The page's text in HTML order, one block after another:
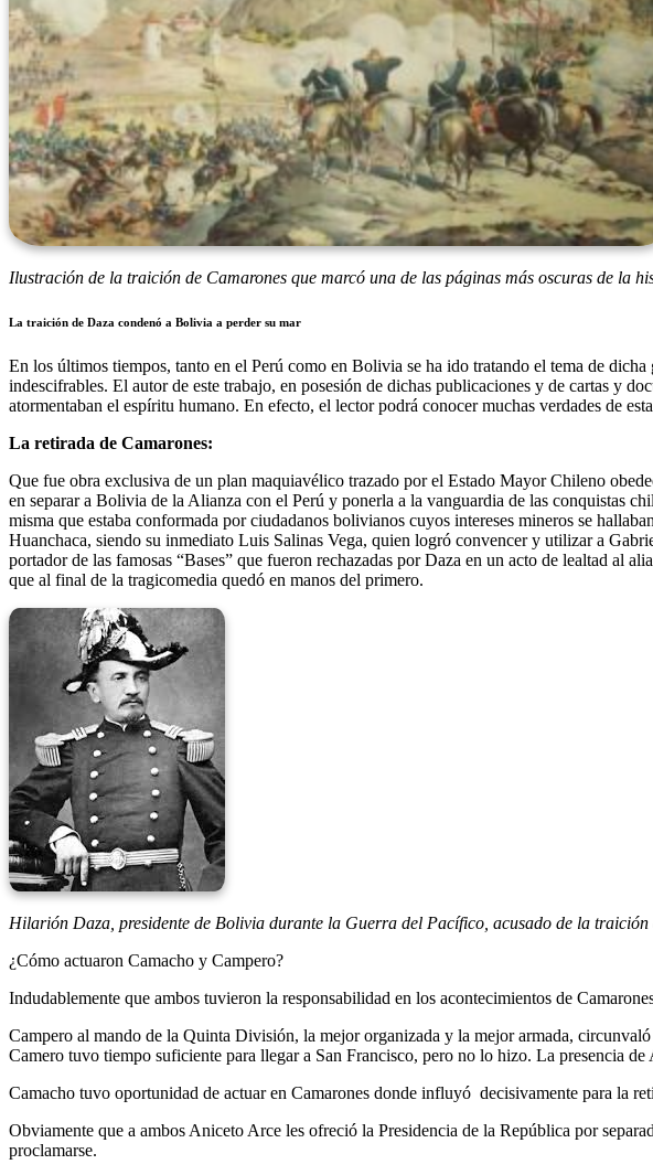
Ilustración de la traición de Camarones que marcó una de las páginas más oscuras de la
La traición de Daza condenó a Bolivia a perder su mar
En los últimos tiempos, tanto en el Perú como en Bolivia se ha ido tratando el tema de
indescifrables. El autor de este trabajo, en posesión de dichas publicaciones y de cartas y
atormentaban el espíritu humano. En efecto, el lector podrá conocer muchas verdades de
La retirada de Camarones:
Que fue obra exclusiva de un plan maquiavélico trazado por el Estado Mayor Chileno
en separar a Bolivia de la Alianza con el Perú y ponerla a la vanguardia de las conquistas
misma que estaba conformada por ciudadanos bolivianos cuyos intereses mineros se
Huanchaca, siendo su inmediato Luis Salinas Vega, quien logró convencer y utilizar a
portador de las famosas “Bases” que fueron rechazadas por Daza en un acto de lealtad al
que al final de la tragicomedia quedó en manos del primero.
Hilarión Daza, presidente de Bolivia durante la Guerra del Pacífico, acusado de la traición
¿Cómo actuaron Camacho y Campero?
Indudablemente que ambos tuvieron la responsabilidad en los acontecimientos de
Campero al mando de la Quinta División, la mejor organizada y la mejor armada,
Camero tuvo tiempo suficiente para llegar a San Francisco, pero no lo hizo. La presencia
Camacho tuvo oportunidad de actuar en Camarones donde influyó decisivamente para la
Obviamente que a ambos Aniceto Arce les ofreció la Presidencia de la República por
proclamarse.